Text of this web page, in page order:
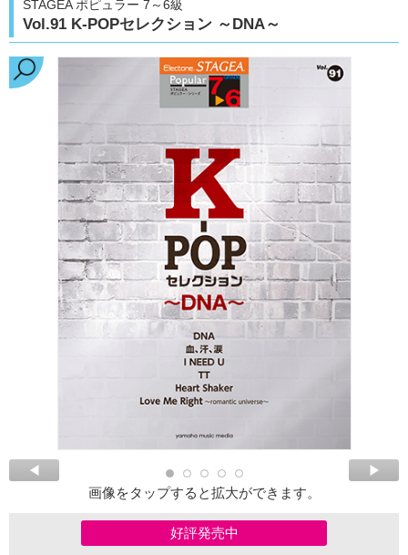
STAGEA ポピュラー 7～6級
Vol.91 K-POPセレクション ～DNA～
画像をタップすると拡大ができます。
好評発売中